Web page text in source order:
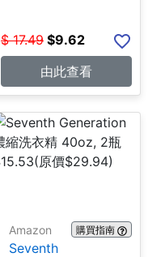
$ 17.49 $9.62
由此查看
Amazon 購買指南
Seventh